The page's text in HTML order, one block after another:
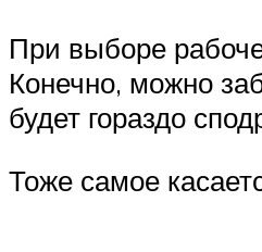
При выборе
Конечно, можно
будет гораздо
Тоже самое